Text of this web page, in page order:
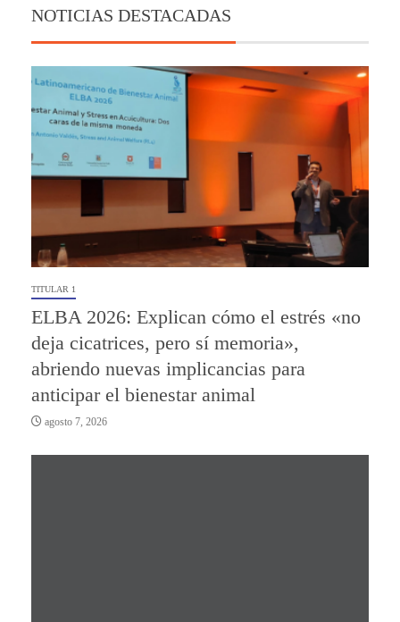
NOTICIAS DESTACADAS
TITULAR 1
ELBA 2026: Explican cómo el estrés «no
deja cicatrices, pero sí memoria»,
abriendo nuevas implicancias para
anticipar el bienestar animal
agosto 7, 2026